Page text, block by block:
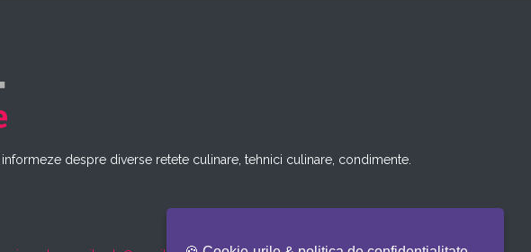
despre diverse retete culinare, tehnici culinare, condimente.